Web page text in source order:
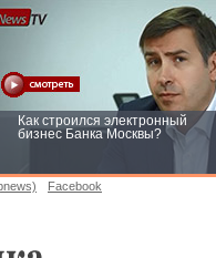
Как строился электронный
бизнес Банка Москвы?
Facebook